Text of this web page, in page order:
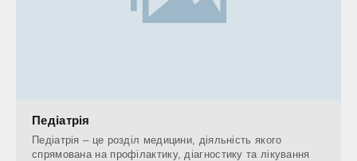
Педіатрія
Педіатрія – це розділ медицини, діяльність якого
спрямована на профілактику, діагностику та лікування